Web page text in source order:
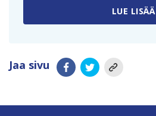
LUE LISÄÄ
Jaa sivu